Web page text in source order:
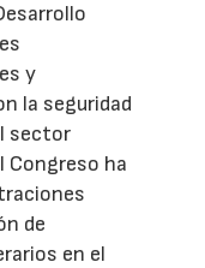
y
la seguridad
sector
Congreso ha
de
en el